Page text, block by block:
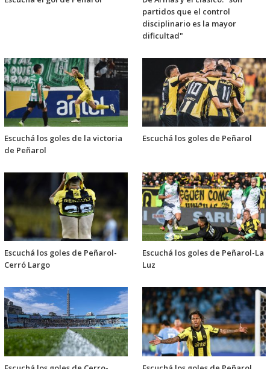
partidos que el control
disciplinario es la mayor
dificultad"
Escuchá los goles de la victoria
de Peñarol
Escuchá los goles de Peñarol
Escuchá los goles de Peñarol-
Cerró Largo
Escuchá los goles de Peñarol-La
Luz